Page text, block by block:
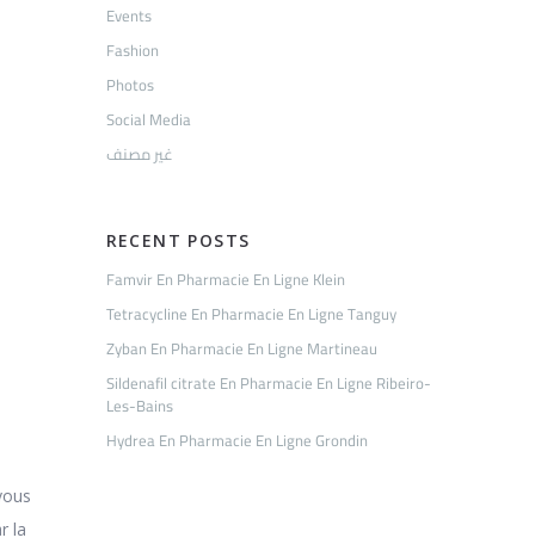
la
Events
Fashion
Photos
Social Media
غير مصنف
RECENT POSTS
Famvir En Pharmacie En Ligne Klein
Tetracycline En Pharmacie En Ligne Tanguy
Zyban En Pharmacie En Ligne Martineau
Sildenafil citrate En Pharmacie En Ligne Ribeiro-
Les-Bains
Hydrea En Pharmacie En Ligne Grondin